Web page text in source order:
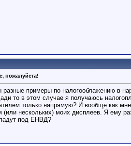
пожалуйста!
примеры по налогооблажению в
то в этом случае я получаюсь
только напрямую? И вообще как
нескольких) моих дисплеев. Я ему
под ЕНВД?